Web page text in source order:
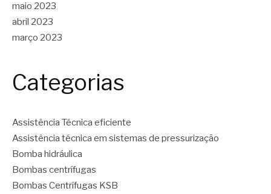
maio 2023
abril 2023
março 2023
Categorias
Assistência Técnica eficiente
Assistência técnica em sistemas de pressurização
Bomba hidráulica
Bombas centrífugas
Bombas Centrífugas KSB